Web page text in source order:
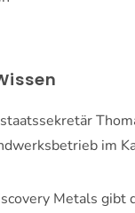
im
Metals gibt